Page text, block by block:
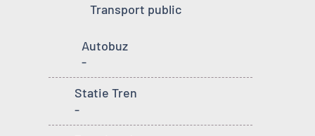
Transport public
Autobuz
-
Statie Tren
-